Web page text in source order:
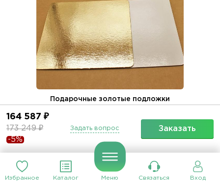
Избранное Каталог Меню Связаться Вход
Подарочные золотые подложки
(Тарелки и столовые приборы - НЕ включены)
Заменить
164 587 ₽
173 249 ₽
-5%
Заказать
Задать вопрос